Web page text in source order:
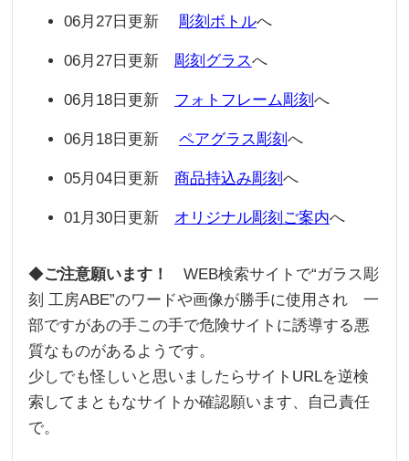
06月27日更新 彫刻ボトルへ
06月27日更新 彫刻グラスへ
06月18日更新 フォトフレーム彫刻 へ
06月18日更新 ペアグラス彫刻 へ
05月04日更新 商品持込み彫刻 へ
01月30日更新 オリジナル彫刻ご案内へ
◆ご注意願います！
WEB検索サイトで“ガラス彫
刻 工房ABE”のワードや画像が勝手に使用され 一
部ですがあの手この手で危険サイトに誘導する悪
質なものがあるようです。
少しでも怪しいと思いましたらサイトURLを逆検
索してまともなサイトか確認願います、自己責任
で。